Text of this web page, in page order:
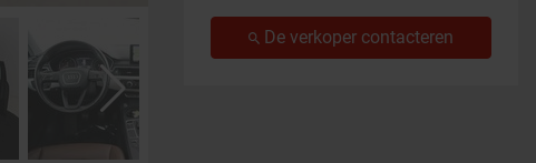
De verkoper contacteren